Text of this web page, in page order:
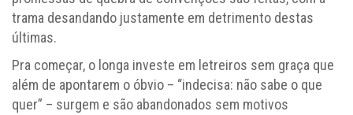
trama desandando justamente em detrimento destas
últimas.
Pra começar, o longa investe em letreiros sem graça que
além de apontarem o óbvio – “indecisa: não sabe o que
quer” – surgem e são abandonados sem motivos